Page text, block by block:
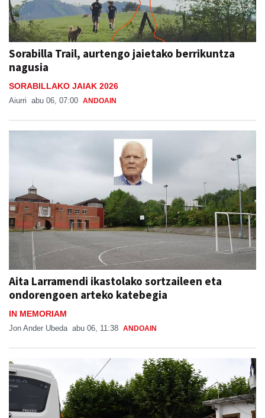
Sorabilla Trail, aurtengo jaietako berrikuntza
nagusia
SORABILLAKO JAIAK 2026
Aiurri abu 06, 07:00 ANDOAIN
Aita Larramendi ikastolako sortzaileen eta
ondorengoen arteko katebegia
IN MEMORIAM
Jon Ander Ubeda abu 06, 11:38 ANDOAIN